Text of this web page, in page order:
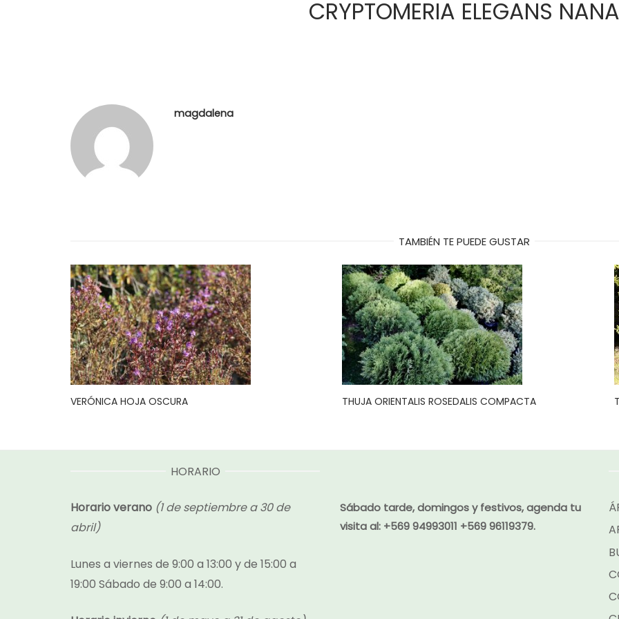
CRYPTOMERIA ELEGANS NANA
magdalena
TAMBIÉN TE PUEDE GUSTAR
VERÓNICA HOJA OSCURA THUJA ORIENTALIS ROSEDALIS COMPACTA
HORARIO
Horario verano (1 de septiembre a 30 de
abril)
Lunes a viernes de 9:00 a 13:00 y de 15:00 a
19:00 Sábado de 9:00 a 14:00.
Sábado tarde, domingos y festivos, agenda tu
visita al: +569 94993011 +569 96119379.